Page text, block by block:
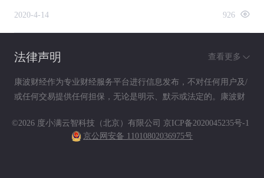
2020-4-14 926
法律声明 查看更多
康波财经作为专业财经服务平台进行信息发布，不对任何用户及/
或任何交易提供任何担保，无论是明示、默示或法定的。康波财
链接）仅供参考（如：历史或预期收益不代表实际收益），不作
为任何法律文件，亦不构成任何邀约、投资建议或承诺，用户应
©2026 度小满云智科技（北京）有限公司 京ICP备2020045235号-1
京公网安备 11010802036975号